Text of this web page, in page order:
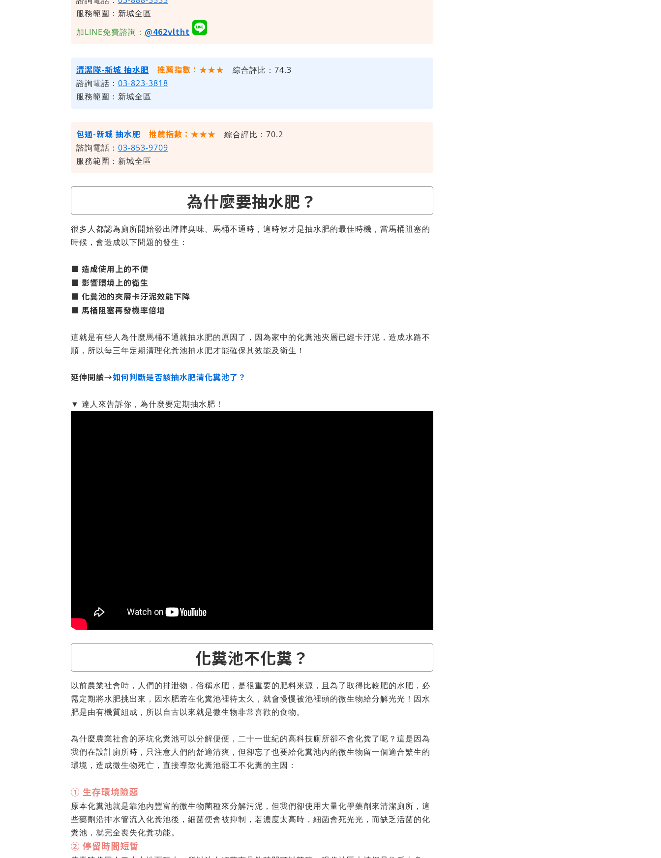
服務範圍：新城全區
加LINE免費諮詢： @462vltht
清潔隊-新城 抽水肥 推薦指數：★★★ 綜合評比：74.3
諮詢電話： 03-823-3818
服務範圍：新城全區
包通-新城 抽水肥 推薦指數：★★★ 綜合評比：70.2
諮詢電話： 03-853-9709
服務範圍：新城全區
為什麼要抽水肥？
很多人都認為廁所開始發出陣陣臭味、馬桶不通時，這時候才是抽水肥的最佳時機，當馬桶阻塞的
時候，會造成以下問題的發生：
■ 造成使用上的不便
■ 影響環境上的衛生
■ 化糞池的夾層卡汙泥效能下降
■ 馬桶阻塞再發機率倍增
這就是有些人為什麼馬桶不通就抽水肥的原因了，因為家中的化糞池夾層已經卡汙泥，造成水路不
順，所以每三年定期清理化糞池抽水肥才能確保其效能及衛生！
延伸閱讀→如何判斷是否該抽水肥清化糞池了？
▼ 達人來告訴你，為什麼要定期抽水肥！
化糞池不化糞？
以前農業社會時，人們的排泄物，俗稱水肥，是很重要的肥料來源，且為了取得比較肥的水肥，必
需定期將水肥挑出來，因水肥若在化糞池裡待太久，就會慢慢被池裡頭的微生物給分解光光！因水
肥是由有機質組成，所以自古以來就是微生物非常喜歡的食物。
為什麼農業社會的茅坑化糞池可以分解便便，二十一世紀的高科技廁所卻不會化糞了呢？這是因為
我們在設計廁所時，只注意人們的舒適清爽，但卻忘了也要給化糞池內的微生物留一個適合繁生的
環境，造成微生物死亡，直接導致化糞池罷工不化糞的主因：
① 生存環境險惡
原本化糞池就是靠池內豐富的微生物菌種來分解污泥，但我們卻使用大量化學藥劑來清潔廁所，這
些藥劑沿排水管流入化糞池後，細菌便會被抑制，若濃度太高時，細菌會死光光，而缺乏活菌的化
糞池，就完全喪失化糞功能。
② 停留時間短暫